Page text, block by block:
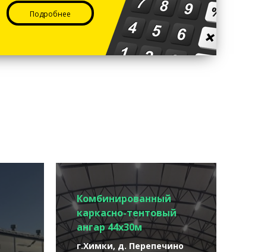
Подробнее
Комбинированный
каркасно-тентовый
ангар 44х30м
г.Химки, д. Перепечино